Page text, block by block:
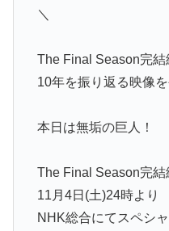
＼
The Final Season完
10年を振り返る映像を
本日は無垢の巨人！
The Final Season完結
11月4日(土)24時より
NHK総合にてスペシャ